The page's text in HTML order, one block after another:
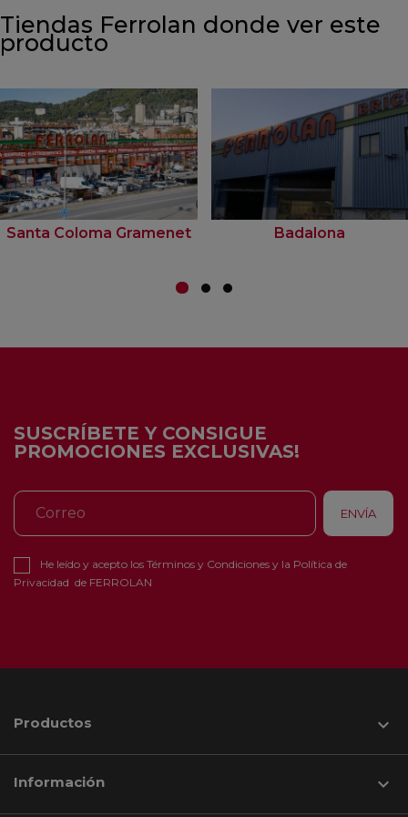
Tiendas Ferrolan donde ver este
producto
Santa Coloma Gramenet Badalona
SUSCRÍBETE Y CONSIGUE
PROMOCIONES EXCLUSIVAS!
He leído y acepto los Términos y Condiciones y la Política de
Privacidad de FERROLAN
Productos 
Información 